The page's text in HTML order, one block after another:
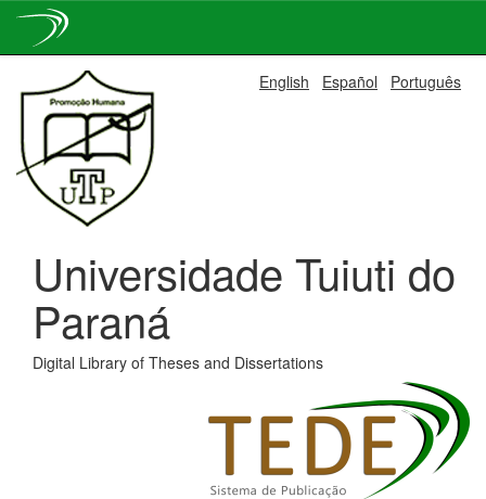
navigation
English Español Português
Universidade Tuiuti do
Paraná
Digital Library of Theses and Dissertations